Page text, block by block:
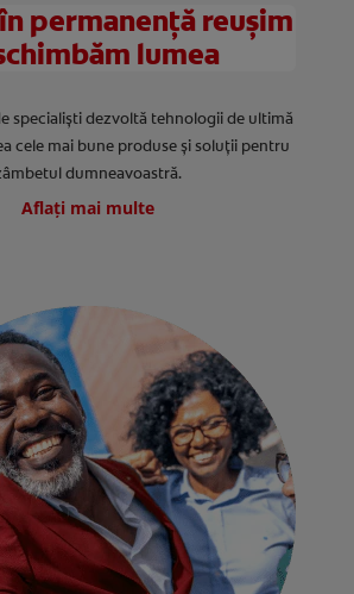
permanență reușim
lumea
specialiști dezvoltă tehnologii de ultimă
cele mai bune produse și soluții pentru
dumneavoastră.
Aflați mai multe